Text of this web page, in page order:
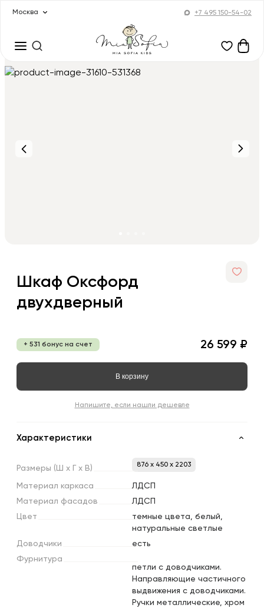
Москва +7 495 150-54-02
Шкаф Оксфорд
двухдверный
+ 531 бонус на счет 26 599 ₽
В корзину
Напишите, если нашли дешевле
Характеристики
Размеры (Ш х х В) 876 x 450 x 2203
Материал каркаса
ЛДСП
Материал фасадов
ЛДСП
Цвет
темные цвета, белый,
натуральные светлые
Доводчики
есть
Фурнитура
петли с доводчиками.
Направляющие частичного
выдвижения с доводчиками.
Ручки металлические, хром